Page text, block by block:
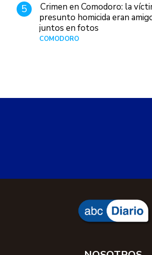
5
Crimen en Comodoro: la
presunto homicida eran
juntos en fotos
COMODORO